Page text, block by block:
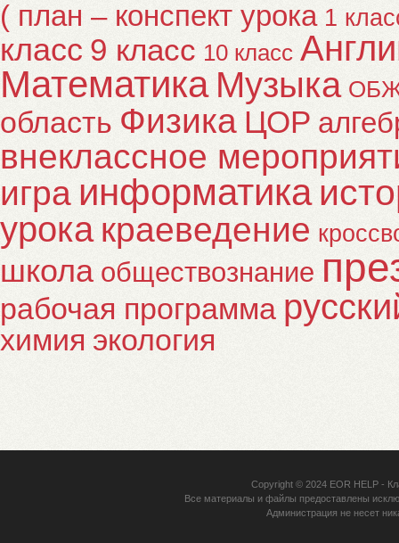
( план – конспект урока 1
класс 9 класс 10 класс
Математика Музыка
область Физика ЦОР
внеклассное
игра информатика
урока краеведение
школа обществознание
рабочая программа
химия экология
Copyright © 2024 EOR HELP-
Все материалы и файлы предоставлены
Администрация не несет